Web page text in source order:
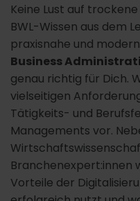
Keine Lust auf
BWL-Wissen aus dem
praxisnahe und
Business
genau richtig für Dich.
vielseitigen
Tätigkeits- und
Managements vor.
Branchenexpert:innen
Vorteile der